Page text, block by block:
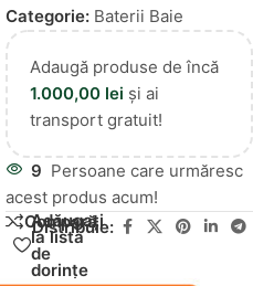
Categorie: Baterii Baie
Adaugă produse de încă
1.000,00 lei și ai
transport gratuit!
9 Persoane care urmăresc
acest produs acum!
Compară
Adăugați
la lista
de
dorințe
Distribuie: